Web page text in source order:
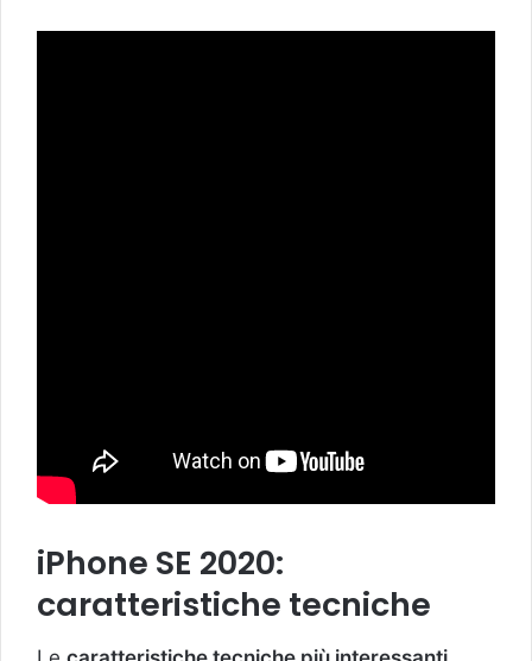
iPhone SE 2020:
caratteristiche tecniche